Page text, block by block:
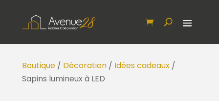
Boutique/ Décoration/ Idées cadeaux/
Sapins lumineux à LED